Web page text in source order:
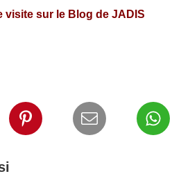
visite sur le Blog de JADIS